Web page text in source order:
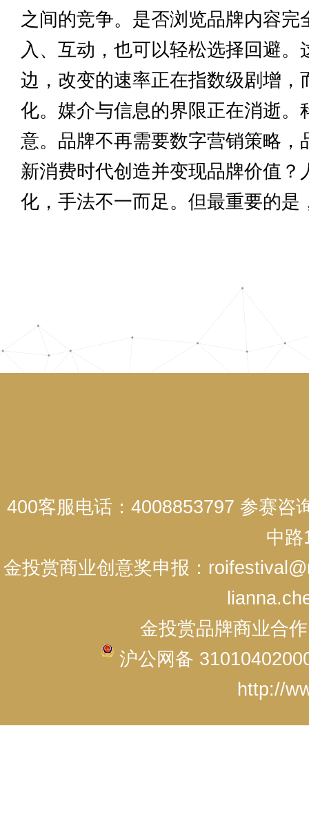
之间的竞争。是否浏览品牌内容
入、互动，也可以轻松选择回避
边，改变的速率正在指数级剧增
化。媒介与信息的界限正在消逝
意。品牌不再需要数字营销策略
新消费时代创造并变现品牌价值
化，手法不一而足。但最重要的
400客服电话：4008853797 参赛咨
中路
金投赏商业创意奖申报：
金投赏品牌商业合
沪公网备
http://